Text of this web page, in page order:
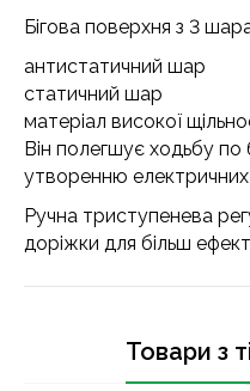
Бігова поверхня з 3
антистатичний шар
статичний шар
матеріал високої
Він полегшує ходьбу по
утворенню електричних
Ручна триступенева
доріжки для більш
Товари з